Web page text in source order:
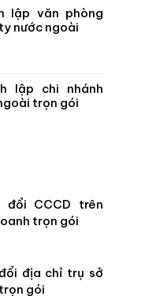
lập văn phòng
nước ngoài
lập chi nhánh
trọn gói
đổi CCCD trên
trọn gói
địa chỉ trụ sở
gói